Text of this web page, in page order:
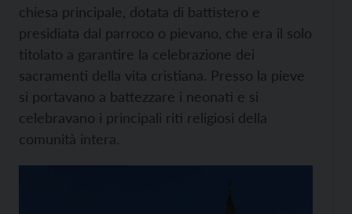
chiesa principale, dotata di battistero e
presidiata dal parroco o pievano, che era il solo
titolato a garantire la celebrazione dei
sacramenti della vita cristiana. Presso la pieve
si portavano a battezzare i neonati e si
celebravano i principali riti religiosi della
comunità intera.